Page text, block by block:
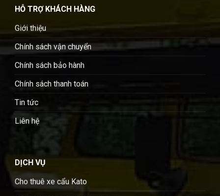
HỖ TRỢ KHÁCH HÀNG
Giới thiệu
Chính sách vận chuyển
Chính sách bảo hành
Chính sách thanh toán
Tin tức
Liên hệ
DỊCH VỤ
Cho thuê xe cẩu Kato